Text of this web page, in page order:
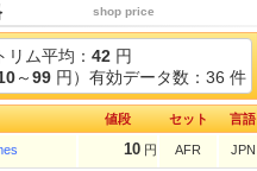
shop price
リム平均： 42 円
～99 円）有効データ数：36 件
値段 セット 言語
10 円 AFR JPN